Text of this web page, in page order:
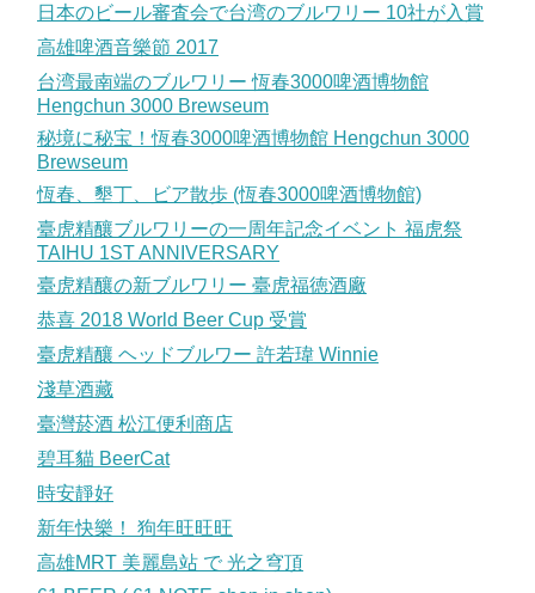
日本のビール審査会で台湾のブルワリー 10社が入賞
高雄啤酒音樂節 2017
台湾最南端のブルワリー 恆春3000啤酒博物館
Hengchun 3000 Brewseum
秘境に秘宝！恆春3000啤酒博物館 Hengchun 3000
Brewseum
恆春、墾丁、ビア散歩 (恆春3000啤酒博物館)
臺虎精釀ブルワリーの一周年記念イベント 福虎祭
TAIHU 1ST ANNIVERSARY
臺虎精釀の新ブルワリー 臺虎福徳酒廠
恭喜 2018 World Beer Cup 受賞
臺虎精釀 ヘッドブルワー 許若瑋 Winnie
淺草酒藏
臺灣菸酒 松江便利商店
碧耳貓 BeerCat
時安靜好
新年快樂！ 狗年旺旺旺
高雄MRT 美麗島站 で 光之穹頂